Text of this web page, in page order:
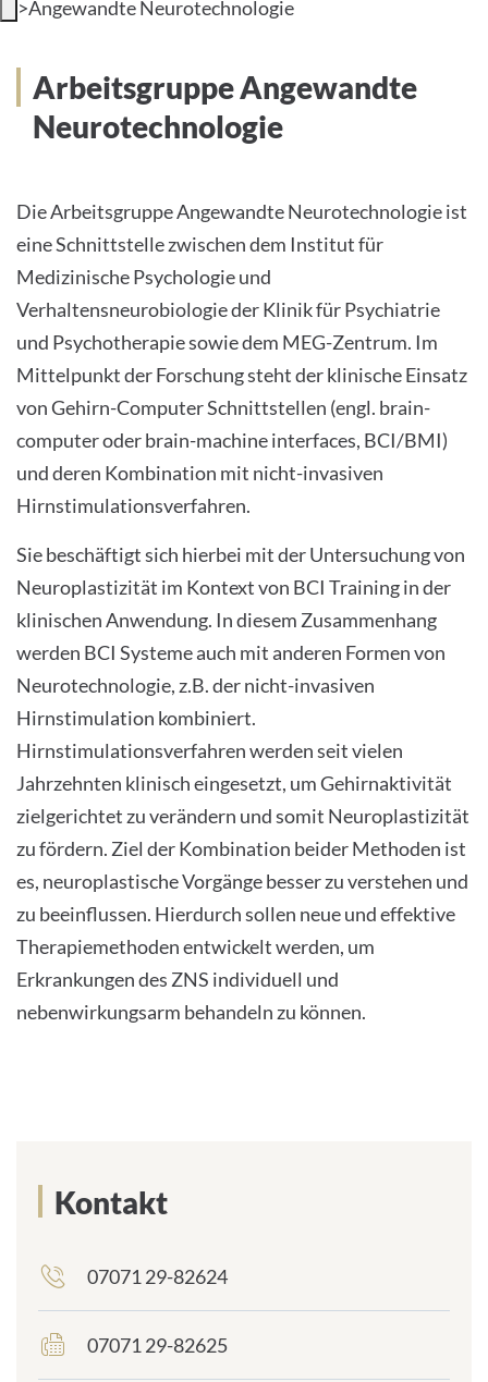
PRESSE
Deutsch
Impressum
Datenschutz
>Angewandte Neurotechnologie
Arbeitsgruppe Angewandte
Neurotechnologie
Die Arbeitsgruppe Angewandte Neurotechnologie ist
eine Schnittstelle zwischen dem Institut für
Medizinische Psychologie und
Verhaltensneurobiologie der Klinik für Psychiatrie
und Psychotherapie sowie dem MEG-Zentrum. Im
Mittelpunkt der Forschung steht der klinische Einsatz
von Gehirn-Computer Schnittstellen (engl. brain-
computer oder brain-machine interfaces, BCI/BMI)
und deren Kombination mit nicht-invasiven
Hirnstimulationsverfahren.
Sie beschäftigt sich hierbei mit der Untersuchung von
Neuroplastizität im Kontext von BCI Training in der
klinischen Anwendung. In diesem Zusammenhang
werden BCI Systeme auch mit anderen Formen von
Neurotechnologie, z.B. der nicht-invasiven
Hirnstimulation kombiniert.
Hirnstimulationsverfahren werden seit vielen
Jahrzehnten klinisch eingesetzt, um Gehirnaktivität
zielgerichtet zu verändern und somit Neuroplastizität
zu fördern. Ziel der Kombination beider Methoden ist
es, neuroplastische Vorgänge besser zu verstehen und
zu beeinflussen. Hierdurch sollen neue und effektive
Therapiemethoden entwickelt werden, um
Erkrankungen des ZNS individuell und
nebenwirkungsarm behandeln zu können.
Kontakt
frontend.sr-
07071 29-82624
frontend.sr-
07071 29-82625